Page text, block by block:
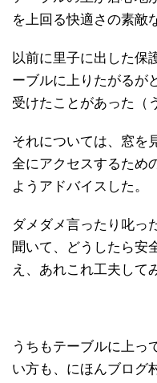
を上回る快適さの素敵
以前に里子に出した保
ーブルに上りたがるが
受けたことがあった（
それについては、窓を
全にアクセスするため
ようアドバイスした。
ダメダメ言ったり叱っ
聞いて、どうしたら安
え、あれこれ工夫して
うちもテーブルに上っ
い方も、にほんブログ